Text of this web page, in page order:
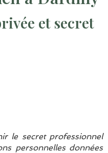
et secret
le secret professionnel
personnelles données